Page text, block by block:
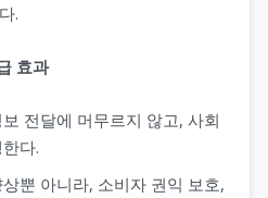
.
효과
전달에 머무르지 않고, 사회
다.
뿐 아니라, 소비자 권익 보호,